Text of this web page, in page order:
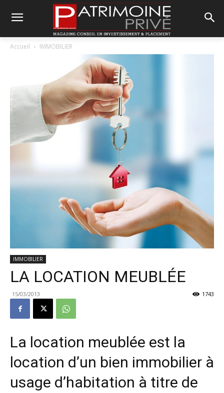
Accueil IMMOBILIER
IMMOBILIER
LA LOCATION MEUBLÉE
15/03/2013 1743
La location meublée est la
location d’un bien immobilier à
usage d’habitation à titre de